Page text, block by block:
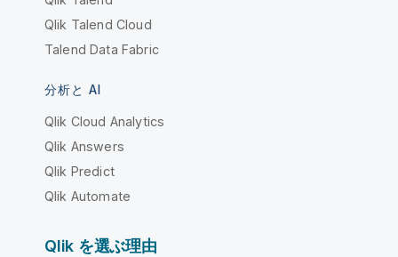
Qlik Talend Cloud
Talend Data Fabric
分析と AI
Qlik Cloud Analytics
Qlik Answers
Qlik Predict
Qlik Automate
Qlik を選ぶ理由